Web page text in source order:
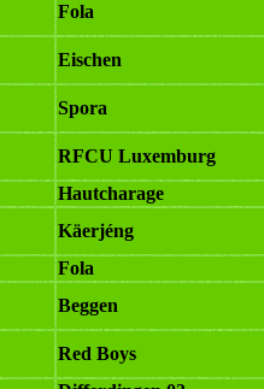
Fola
Eischen
Spora
RFCU Luxemburg
Hautcharage
Käerjéng
Fola
Beggen
Red Boys